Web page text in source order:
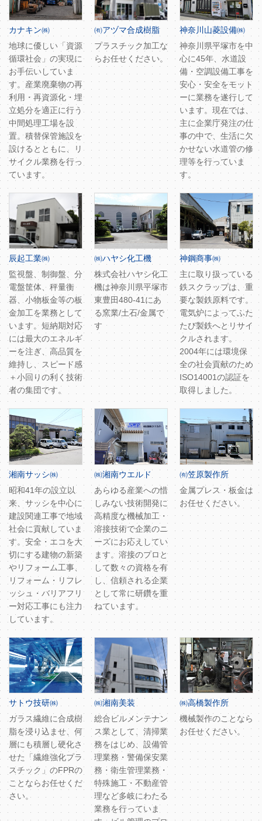
カナキン㈱
地球に優しい「資源
循環社会」の実現に
お手伝いしていま
す。産業廃棄物の再
利用・再資源化・埋
立処分を適正に行う
中間処理工場を設
置。積替保管施設を
設けるとともに、リ
サイクル業務を行っ
ています。
㈲アヅマ合成樹脂
プラスチック加工な
らお任せください。
神奈川山菱設備㈱
神奈川県平塚市を中
心に45年、水道設
備・空調設備工事を
安心・安全をモット
ーに業務を遂行して
います。現在では、
主に企業庁発注の仕
事の中で、生活に欠
かせない水道管の修
理等を行っていま
す。
辰起工業㈱
監視盤、制御盤、分
電盤筐体、秤量衡
器、小物板金等の板
金加工を業務として
います。短納期対応
には最大のエネルギ
ーを注ぎ、高品質を
維持し、スピード感
＋小回りの利く技術
者の集団です。
㈱ハヤシ化工機
株式会社ハヤシ化工
機は神奈川県平塚市
東豊田480-41にあ
る窯業/土石/金属で
す
神鋼商事㈱
主に取り扱っている
鉄スクラップは、重
要な製鉄原料です。
電気炉によってふた
たび製鉄へとリサイ
クルされます。
2004年には環境保
全の社会貢献のため
ISO14001の認証を
取得しました。
湘南サッシ㈱
昭和41年の設立以
来、サッシを中心に
建設関連工事で地域
社会に貢献していま
す。安全・エコを大
切にする建物の新築
やリフォーム工事、
リフォーム・リフレ
ッシュ・バリアフリ
ー対応工事にも注力
しています。
㈱湘南ウエルド
あらゆる産業への惜
しみない技術開発に
高精度な機械加工・
溶接技術で企業のニ
ーズにお応えしてい
ます。溶接のプロと
して数々の資格を有
し、信頼される企業
として常に研鑽を重
ねています。
㈲笠原製作所
金属プレス・板金は
お任せください。
サトウ技研㈱
ガラス繊維に合成樹
脂を浸り込ませ、何
層にも積層し硬化さ
せた「繊維強化プラ
スチック」のFPRの
ことならお任せくだ
さい。
㈱湘南美装
総合ビルメンテナン
ス業として、清掃業
務をはじめ、設備管
理業務・警備保安業
務・衛生管理業務・
特殊施工・不動産管
理など多岐にわたる
業務を行っていま
㈱高橋製作所
機械製作のことなら
お任せください。